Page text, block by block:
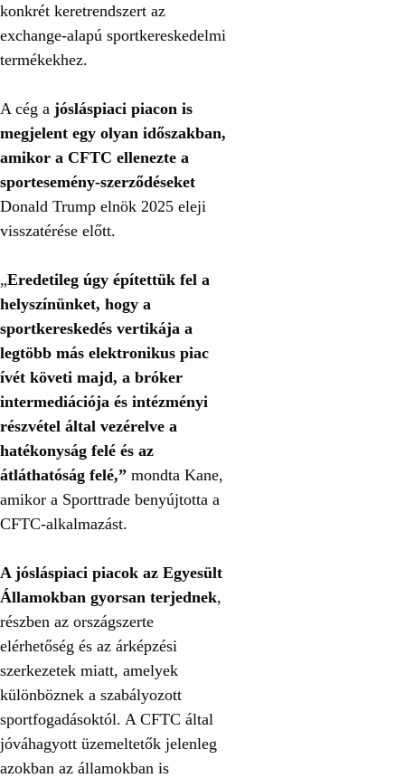
konkrét keretrendszert az
exchange-alapú sportkereskedelmi
termékekhez.
A cég a jósláspiaci piacon is
megjelent egy olyan időszakban,
amikor a CFTC ellenezte a
sportesemény-szerződéseket
Donald Trump elnök 2025 eleji
visszatérése előtt.
„Eredetileg úgy építettük fel a
helyszínünket, hogy a
sportkereskedés vertikája a
legtöbb más elektronikus piac
ívét követi majd, a bróker
intermediációja és intézményi
részvétel által vezérelve a
hatékonyság felé és az
átláthatóság felé,” mondta Kane,
amikor a Sporttrade benyújtotta a
CFTC-alkalmazást.
A jósláspiaci piacok az Egyesült
Államokban gyorsan terjednek,
részben az országszerte
elérhetőség és az árképzési
szerkezetek miatt, amelyek
különböznek a szabályozott
sportfogadásoktól. A CFTC által
jóváhagyott üzemeltetők jelenleg
azokban az államokban is